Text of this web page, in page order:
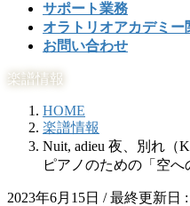
サポート業務
オラトリオアカデミー
お問い合わせ
楽譜情報
HOME
楽譜情報
Nuit, adieu 夜、別れ（
ピアノのための「空へ
2023年6月15日 / 最終更新日 :